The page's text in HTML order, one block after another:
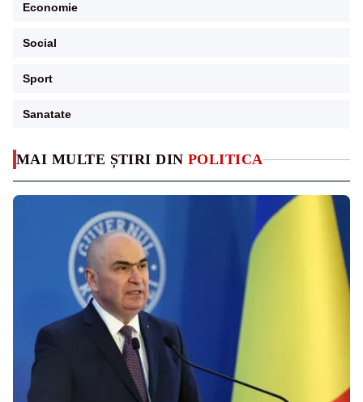
MAI MULTE ȘTIRI DIN POLITICA
Economie
Social
Sport
Sanatate